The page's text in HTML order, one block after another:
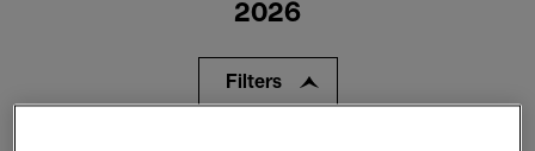
2026
Filters